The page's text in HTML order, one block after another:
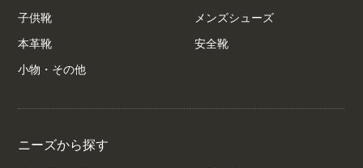
子供靴 メンズシューズ
本革靴 安全靴
小物・その他
ニーズから探す